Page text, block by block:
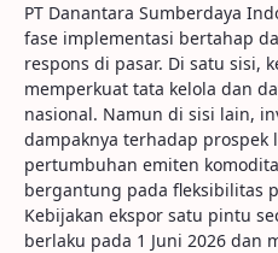
PT Danantara Sumberdaya
fase implementasi bertahap
respons di pasar. Di satu sisi,
memperkuat tata kelola dan
nasional. Namun di sisi lain,
dampaknya terhadap prospek
pertumbuhan emiten
bergantung pada fleksibilitas
Kebijakan ekspor satu pintu
berlaku pada 1 Juni 2026 dan